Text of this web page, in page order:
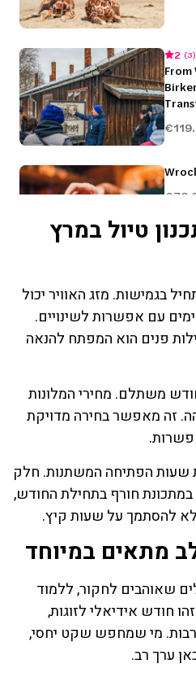
טיול במרץ
בגמישות. מזג האוויר יכול
עם אפשרות לשינויים.
פנים הוא המפתח להנאה
משתלם. מחירי המלונות
זה מאפשר בחירה מדויקת
פשרות.
שעות הפתיחה המשתנות. חלק
במתכונת חורף בתחילת החודש,
להסתמך על שעות קיץ.
מתאים במיוחד
שאוהבים לחקור, ללמוד
חודש אידיאלי לזוגות,
מי שמחפש שקט יחסי,
ערך רב.